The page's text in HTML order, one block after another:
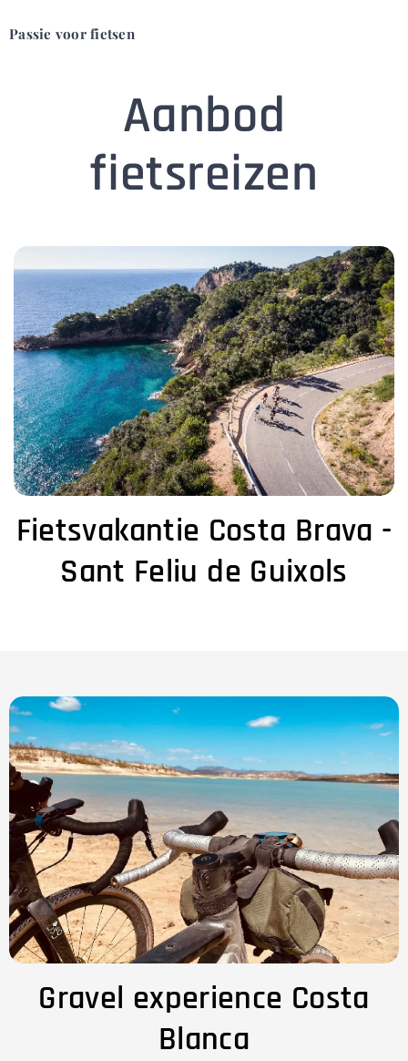
Passie voor fietsen
Aanbod
fietsreizen
Fietsvakantie Costa Brava -
Sant Feliu de Guixols
Gravel experience Costa
Blanca